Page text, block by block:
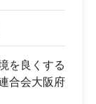
を良くする
合会大阪府